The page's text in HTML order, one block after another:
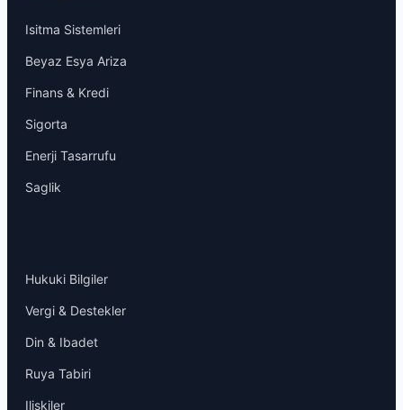
Isitma Sistemleri
Beyaz Esya Ariza
Finans & Kredi
Sigorta
Enerji Tasarrufu
Saglik
Hukuki Bilgiler
Vergi & Destekler
Din & Ibadet
Ruya Tabiri
Iliskiler